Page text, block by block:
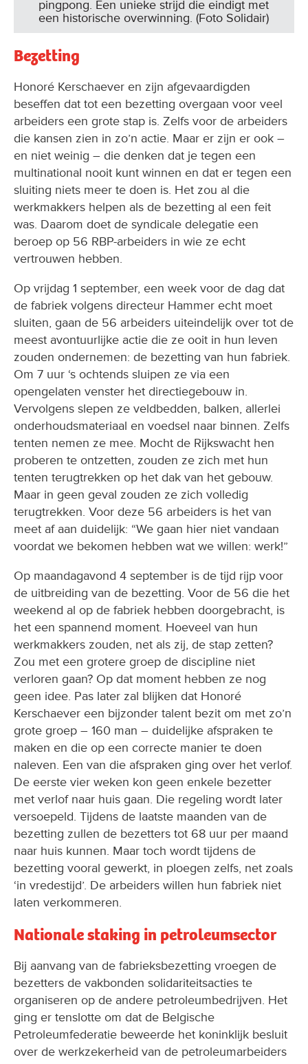
Bezetting
Honoré Kerschaever en zijn afgevaardigden
arbeiders een grote stap is. Zelfs voor de arbeiders
die kansen zien in zo’n actie. Maar er zijn er ook –
en niet weinig – die denken dat je tegen een
multinational nooit kunt winnen en dat er tegen een
sluiting niets meer te doen is. Het zou al die
werkmakkers helpen als de bezetting al een feit
was. Daarom doet de syndicale delegatie een
beroep op 56 RBP-arbeiders in wie ze echt
vertrouwen hebben.
Op vrijdag 1 september, een week voor de dag dat
sluiten, gaan de 56 arbeiders uiteindelijk over tot de
meest avontuurlijke actie die ze ooit in hun leven
zouden ondernemen: de bezetting van hun fabriek.
Om 7 uur ‘s ochtends sluipen ze via een
opengelaten venster het directiegebouw in.
Vervolgens slepen ze veldbedden, balken, allerlei
onderhoudsmateriaal en voedsel naar binnen. Zelfs
tenten nemen ze mee. Mocht de Rijkswacht hen
proberen te ontzetten, zouden ze zich met hun
tenten terugtrekken op het dak van het gebouw.
Maar in geen geval zouden ze zich volledig
terugtrekken. Voor deze 56 arbeiders is het van
meet af aan duidelijk: “We gaan hier niet vandaan
voordat we bekomen hebben wat we willen: werk!”
Op maandagavond 4 september is de tijd rijp voor
weekend al op de fabriek hebben doorgebracht, is
het een spannend moment. Hoeveel van hun
werkmakkers zouden, net als zij, de stap zetten?
Zou met een grotere groep de discipline niet
verloren gaan? Op dat moment hebben ze nog
geen idee. Pas later zal blijken dat Honoré
Kerschaever een bijzonder talent bezit om met zo’n
grote groep – 160 man – duidelijke afspraken te
maken en die op een correcte manier te doen
naleven. Een van die afspraken ging over het verlof.
De eerste vier weken kon geen enkele bezetter
met verlof naar huis gaan. Die regeling wordt later
versoepeld. Tijdens de laatste maanden van de
bezetting zullen de bezetters tot 68 uur per maand
naar huis kunnen. Maar toch wordt tijdens de
bezetting vooral gewerkt, in ploegen zelfs, net zoals
‘in vredestijd’. De arbeiders willen hun fabriek niet
laten verkommeren.
Nationale staking in petroleumsector
Bij aanvang van de fabrieksbezetting vroegen de
organiseren op de andere petroleumbedrijven. Het
ging er tenslotte om dat de Belgische
Petroleumfederatie beweerde het koninklijk besluit
over de werkzekerheid van de petroleumarbeiders
niet meer na te kunnen leven door de oliecrisis. Dat
was voor alle petroleumarbeiders onaanvaardbaar.